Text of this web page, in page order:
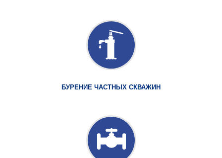
БУРЕНИЕ ЧАСТНЫХ СКВАЖИН